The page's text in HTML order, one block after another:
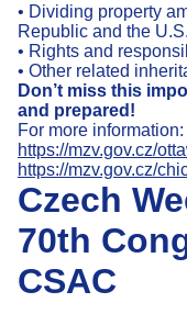
• Dividing property
Republic and the
• Rights and
• Other related
Don’t miss this
and prepared!
For more information:
https://mzv.gov.cz/
https://mzv.gov.cz/
Czech
70th
CSAC